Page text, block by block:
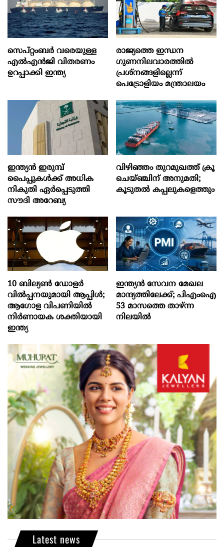
സെപ്റ്റംബർ വരെയുള്ള
എൽഎൻജി വിതരണം
ഉറപ്പാക്കി ഇന്ത്യ
രാജ്യത്തെ ഇന്ധന
ഗുണനിലവാരത്തില്‍
പ്രശ്‌നങ്ങളില്ലെന്ന്
പെട്രോളിയം മന്ത്രാലയം
ഇന്ത്യൻ ഇരുമ്പ്
പൈപ്പുകൾക്ക് അധിക
നികുതി ഏർപ്പെടുത്തി
സൗദി അറേബ്യ
വിഴിഞ്ഞം തുറമുഖത്ത് ക്രൂ
ചെയ്ഞ്ചിന് അനുമതി;
കൂടുതൽ കപ്പലുകളെത്തും
10 ബില്യൺ ഡോളർ
വിൽപ്പനയുമായി ആപ്പിൾ;
ആഗോള വിപണിയിൽ
നിർണായക ശക്തിയായി
ഇന്ത്യ
ഇന്ത്യൻ സേവന മേഖല
മാന്ദ്യത്തിലേക്ക്; പിഎംഐ
53 മാസത്തെ താഴ്ന്ന
നിലയില്‍
Latest news